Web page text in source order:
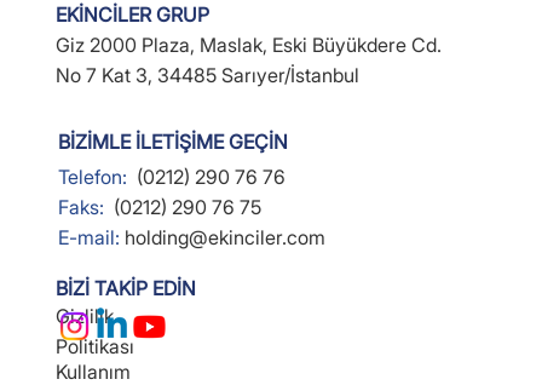
Gizlilik
Politikası
Kullanım
BİZİMLE İLETİŞİME GEÇİN
Telefon: (0212) 290 76 76
Faks: (0212) 290 76 75
E-mail: holding@ekinciler.com
BİZİ TAKİP EDİN
EKİNCİLER GRUP
Giz 2000 Plaza, Maslak, Eski Büyükdere Cd.
No 7 Kat 3, 34485 Sarıyer/İstanbul